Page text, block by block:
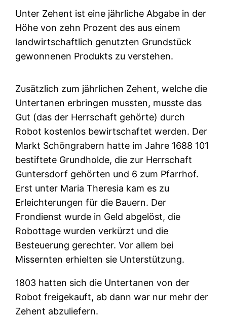
Unter Zehent ist eine jährliche Abgabe in der
Höhe von zehn Prozent des aus einem
landwirtschaftlich genutzten Grundstück
gewonnenen Produkts zu verstehen.
Zusätzlich zum jährlichen Zehent, welche die
Untertanen erbringen mussten, musste das
Gut (das der Herrschaft gehörte) durch
Robot kostenlos bewirtschaftet werden. Der
Markt Schöngrabern hatte im Jahre 1688 101
bestiftete Grundholde, die zur Herrschaft
Guntersdorf gehörten und 6 zum Pfarrhof.
Erst unter Maria Theresia kam es zu
Erleichterungen für die Bauern. Der
Frondienst wurde in Geld abgelöst, die
Robottage wurden verkürzt und die
Besteuerung gerechter. Vor allem bei
Missernten erhielten sie Unterstützung.
1803 hatten sich die Untertanen von der
Robot freigekauft, ab dann war nur mehr der
Zehent abzuliefern.